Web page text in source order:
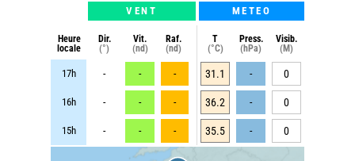
VENT METEO
Heure
locale
Dir.
(°)
Vit.
(nd)
Raf.
(nd)
T
(°C)
Press.
(hPa)
Visib.
(M)
17h - - - 31.1 - 0
16h - - - 36.2 - 0
15h - - - 35.5 - 0